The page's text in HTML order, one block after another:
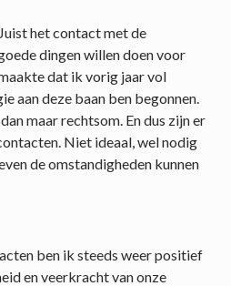
het contact met de
dingen willen doen voor
dat ik vorig jaar vol
aan deze baan ben begonnen.
maar rechtsom. En dus zijn er
Niet ideaal, wel nodig
de omstandigheden kunnen
ben ik steeds weer positief
en veerkracht van onze